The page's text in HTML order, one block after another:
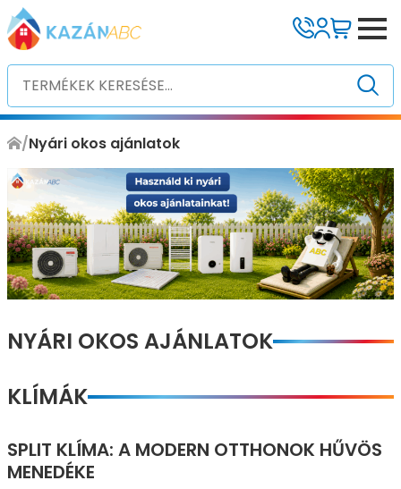
/Nyári okos ajánlatok
NYÁRI OKOS AJÁNLATOK
KLÍMÁK
SPLIT KLÍMA: A MODERN OTTHONOK HŰVÖS
MENEDÉKE